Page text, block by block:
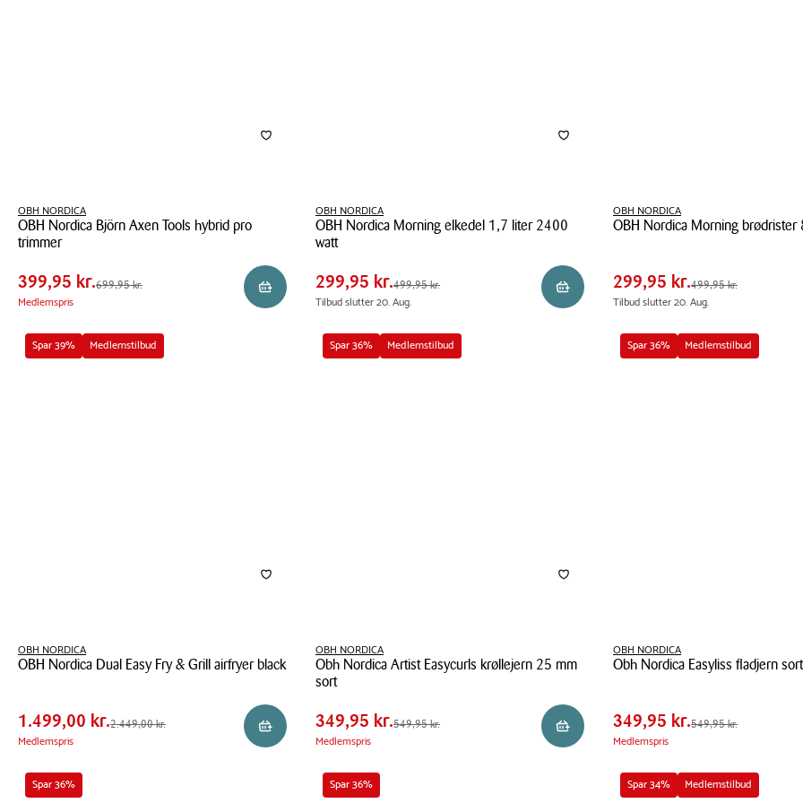
OBH NORDICA
OBH Nordica Björn Axen Tools hybrid pro
trimmer
OBH
Nordica
Axen
Tools
Pris
tabel
Pris
399,95 kr.
Førpris
699,95 kr.
399,95 kr.699,95 kr.
Medlemspris
Reservér i butik
OBH NORDICA
OBH Nordica Morning elkedel 1,7 liter 2400
watt
OBH
Nordica
elkedel
1,7
Pris
tabel
Pris
299,95 kr.
Førpris
499,95 kr.
299,95 kr.499,95 kr.
Tilbud slutter 20. Aug.
Reservér i butik
OBH NORDICA
OBH Nordica Morning brødrister
Nordica
Morning
850
watt
Pris
Pris
299,95 kr.
Førpris
499,95 kr.
299,95 kr.499,95 kr.
Tilbud slutter 20. Aug.
Spar 39% Medlemstilbud
OBH NORDICA
OBH Nordica Dual Easy Fry & Grill airfryer black
Nordica
Dual
Fry
Pris
Pris
1.499,00 kr.
Førpris 2.449,00 kr.
1.499,00 kr.2.449,00 kr.
Medlemspris
Reservér i butik
Spar 36% Medlemstilbud
OBH NORDICA
Obh Nordica Artist Easycurls krøllejern 25 mm
sort
Obh
Nordica
Easycurls
Pris
tabel
Pris
349,95 kr.
Førpris
549,95 kr.
349,95 kr.549,95 kr.
Medlemspris
Reservér i butik
Spar 36% Medlemstilbud
OBH NORDICA
Obh Nordica Easyliss fladjern sort
Nordica
Easyliss
sort
Pris
Pris
349,95 kr.
Førpris
549,95 kr.
349,95 kr.549,95 kr.
Medlemspris
Spar 36% Spar 36% Spar 34% Medlemstilbud